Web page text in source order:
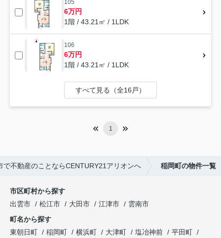
105
6万円
1階 / 43.21㎡ / 1LDK
106
6万円
1階 / 43.21㎡ / 1LDK
すべて見る（全16戸）
1
で不動産のことならCENTURY21アリオンへ 稲岡町の物件一覧
市区町村から探す
出雲市
松江市 大田市 江津市
雲南市
町名から探す
東朝日町
稲岡町 横浜町 大津町 塩冶神前
平田町